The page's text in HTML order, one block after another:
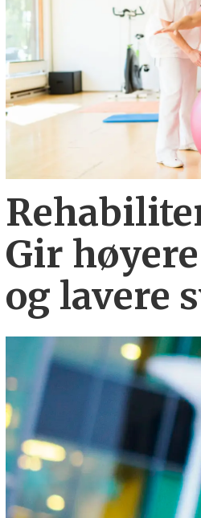
Gir
og lavere